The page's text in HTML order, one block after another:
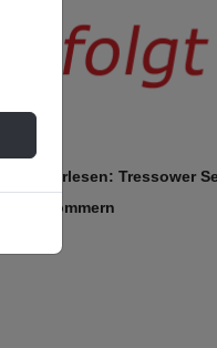
Weiterlesen: Tressower
Vorpommern